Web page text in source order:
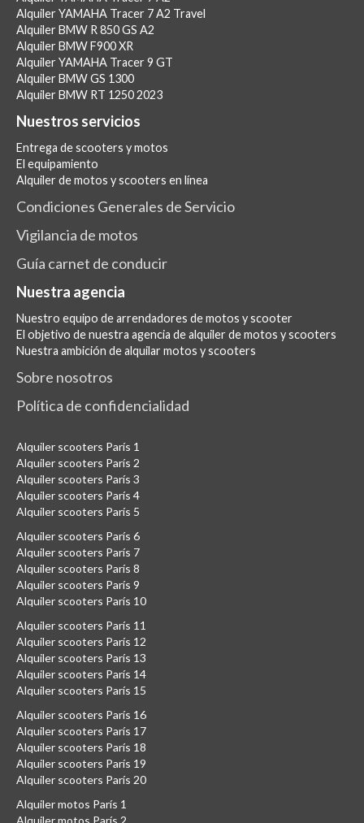
Alquiler YAMAHA Tracer 7 A2 Travel
Alquiler BMW R 850 GS A2
Alquiler BMW F900 XR
Alquiler YAMAHA Tracer 9 GT
Alquiler BMW GS 1300
Alquiler BMW RT 1250 2023
Nuestros servicios
Entrega de scooters y motos
El equipamiento
Alquiler de motos y scooters en línea
Condiciones Generales de Servicio
Vigilancia de motos
Guía carnet de conducir
Nuestra agencia
Nuestro equipo de arrendadores de motos y scooter
El objetivo de nuestra agencia de alquiler de motos y scooters
Nuestra ambición de alquilar motos y scooters
Sobre nosotros
Política de confidencialidad
Alquiler scooters París 1
Alquiler scooters París 2
Alquiler scooters París 3
Alquiler scooters París 4
Alquiler scooters París 5
Alquiler scooters París 6
Alquiler scooters París 7
Alquiler scooters París 8
Alquiler scooters París 9
Alquiler scooters París 10
Alquiler scooters París 11
Alquiler scooters París 12
Alquiler scooters París 13
Alquiler scooters París 14
Alquiler scooters París 15
Alquiler scooters París 16
Alquiler scooters París 17
Alquiler scooters París 18
Alquiler scooters París 19
Alquiler scooters París 20
Alquiler motos París 1
Alquiler motos París 2